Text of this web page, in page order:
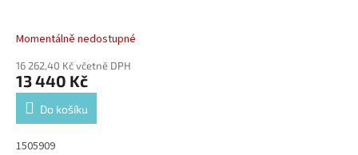
Momentálně nedostupné
16 262,40 Kč včetně DPH
13 440 Kč
Do košíku
1505909